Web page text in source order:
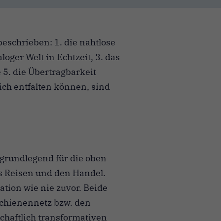
1. die nahtlose
Welt in Echtzeit, 3. das
die Übertragbarkeit
entfalten können, sind
für die oben
und den Handel.
wie nie zuvor. Beide
bzw. den
transformativen